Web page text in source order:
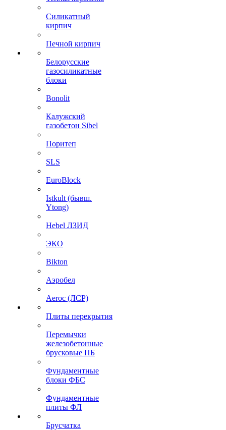
Силикатный
кирпич
Печной кирпич
Белорусские
газосиликатные
блоки
Bonolit
Калужский
газобетон Sibel
Поритеп
SLS
EuroBlock
Istkult (бывш.
Ytong)
Hebel ЛЗИД
ЭКО
Bikton
Аэробел
Aeroc (ЛСР)
Плиты перекрытия
Перемычки
железобетонные
брусковые ПБ
Фундаментные
блоки ФБС
Фундаментные
плиты ФЛ
Брусчатка